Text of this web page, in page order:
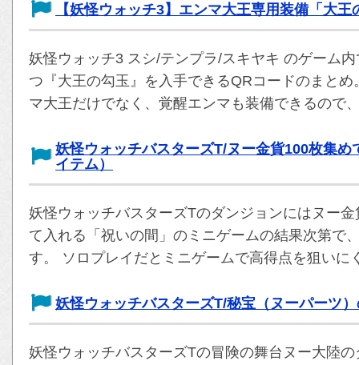
【妖怪ウォッチ3】エンマ大王専用装備「大
妖怪ウォッチ3 スシ/テンプラ/スキヤキ のゲーム
つ『大王の勾玉』を入手できるQRコードのまと
マ大王だけでなく、覚醒エンマも装備できるので
妖怪ウォッチバスターズT/ヌー金貨100枚集
イテム）
妖怪ウォッチバスターズTのダンジョンにはヌー
て入れる「祝いの間」のミニゲームの結果次第で
す。 ソロプレイだとミニゲームで高得点を狙いに
妖怪ウォッチバスターズT/秘宝（ヌーパーツ
妖怪ウォッチバスターズTの冒険の舞台ヌー大陸